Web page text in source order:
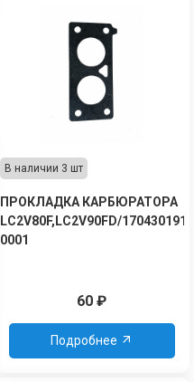
В наличии 3 шт
ПРОКЛАДКА КАРБЮРАТОРА
LC2V80F,LC2V90FD/170430191-
0001
60 ₽
Подробнее